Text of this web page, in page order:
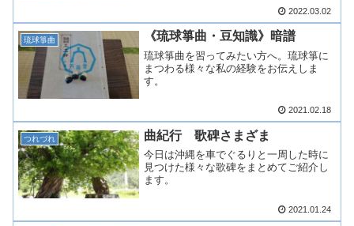
んで下さった皆様、ありがとうございま
した。そして関...
2022.03.02
琉球箏曲 《琉球箏曲・豆知識》暗譜
琉球箏曲を習ってみたい方へ。琉球箏に
まつわる様々な私の経験をお伝えしま
す。
2021.02.18
つれづれ 曲紀行 歌碑さまざま
今日は沖縄を車でぐるりと一周した時に
見つけた様々な歌碑をまとめてご紹介し
ます。
2021.01.24